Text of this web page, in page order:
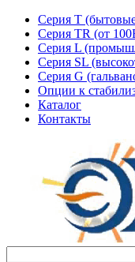
Серия T
Серия TR (от
Серия L
Серия SL
Серия G
Опции к
Каталог
Контакты